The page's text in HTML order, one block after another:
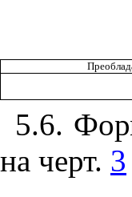
5.6.
на черт. 3